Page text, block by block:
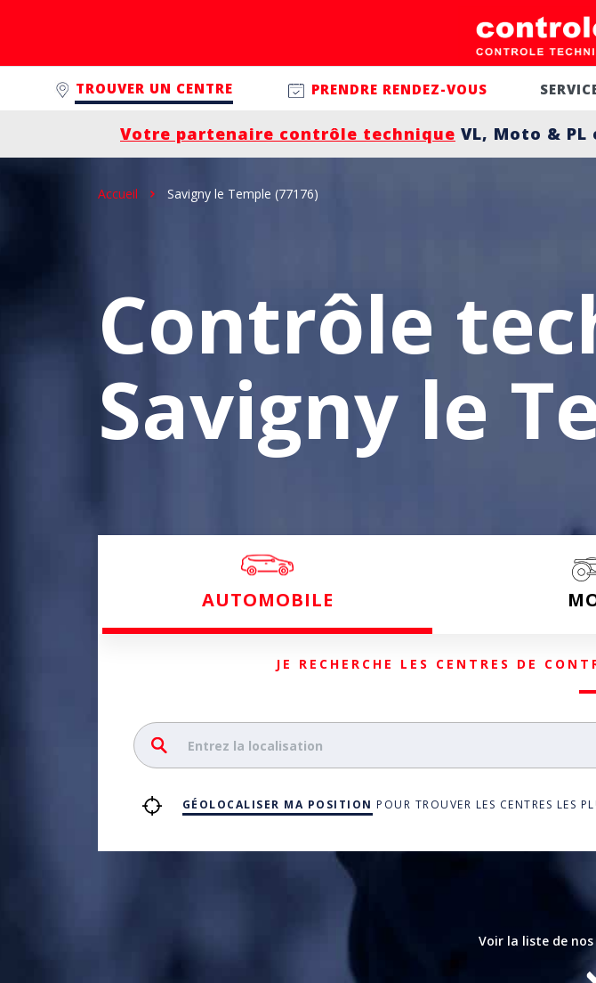
TROUVER UN CENTRE PRENDRE RENDEZ-VOUS
Votre partenaire contrôle technique VL, Moto & PL
Accueil Savigny le Temple (77176)
Contrôle
Savigny le
AUTOMOBILE
JE RECHERCHE LES CENTRES DE
GÉOLOCALISER MA POSITION POUR TROUVER LES CENTRES LES
Voir la liste de